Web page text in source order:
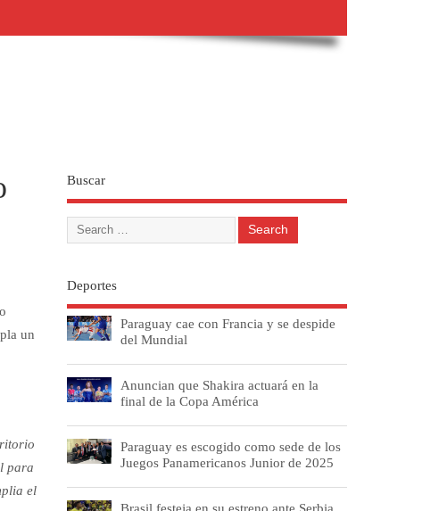
un
para
el
Buscar
Deportes
Paraguay cae con Francia y se despide
del Mundial
Anuncian que Shakira actuará en la
final de la Copa América
Paraguay es escogido como sede de los
Juegos Panamericanos Junior de 2025
Brasil festeja en su estreno ante Serbia